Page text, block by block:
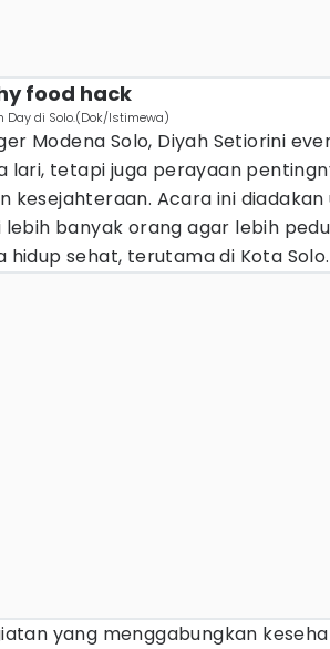
food hack
Day di Solo.(Dok/Istimewa)
Modena Solo, Diyah Setiorini
lari, tetapi juga perayaan
kesejahteraan. Acara ini diadakan
lebih banyak orang agar lebih
sehat, terutama di Kota Solo.
yang menggabungkan